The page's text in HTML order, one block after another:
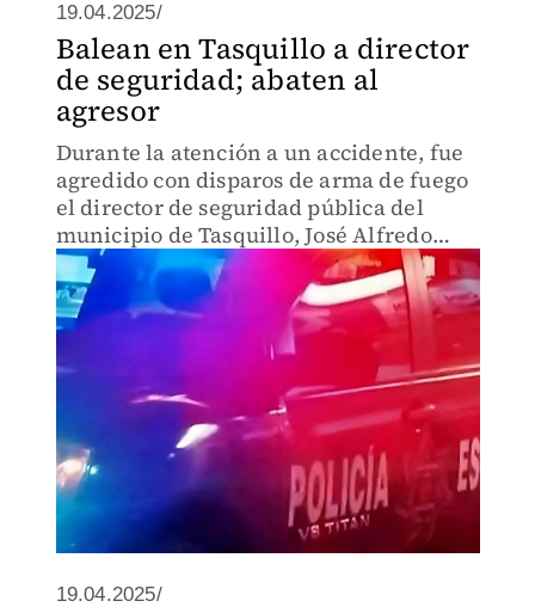
19.04.2025/
Balean en Tasquillo a director
de seguridad; abaten al
agresor
Durante la atención a un accidente, fue
agredido con disparos de arma de fuego
el director de seguridad pública del
municipio de Tasquillo, José Alfredo
Sánchez, lo que provocó que policías que
lo acompañaban repelieran el ataque.
19.04.2025/